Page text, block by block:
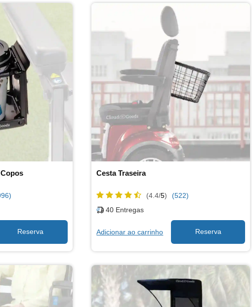
Cesta Traseira
(4.4/5)
(522)
40 Entregas
Adicionar ao carrinho